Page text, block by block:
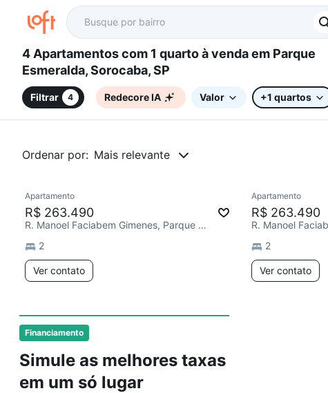
4 Apartamentos com 1 quarto à venda em Parque
Esmeralda, Sorocaba, SP
Filtrar 4 Redecore IA Valor +1 quartos
Ordenar por: Mais relevante
Financiamento
Simule as melhores taxas
em um só lugar
Chegou este mês
Apartamento
R$ 263.490
R. Manoel Faciabem Gimenes, Parque Esmeralda
2
Ver contato
Apartamento
R$ 263.490
2
Ver contato